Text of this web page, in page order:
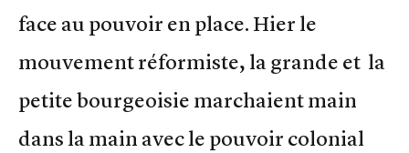
face au pouvoir en place. Hier le
mouvement réformiste, la grande et la
petite bourgeoisie marchaient main
dans la main avec le pouvoir colonial